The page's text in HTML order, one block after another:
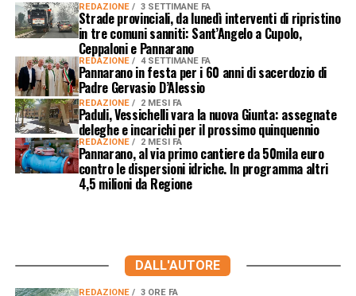
REDAZIONE 3 SETTIMANE FA
Strade provinciali, da lunedì interventi di ripristino
in tre comuni sanniti: Sant’Angelo a Cupolo,
Ceppaloni e Pannarano
REDAZIONE 4 SETTIMANE FA
Pannarano in festa per i 60 anni di sacerdozio di
Padre Gervasio D’Alessio
REDAZIONE 2 MESI FA
Paduli, Vessichelli vara la nuova Giunta: assegnate
deleghe e incarichi per il prossimo quinquennio
REDAZIONE 2 MESI FA
Pannarano, al via primo cantiere da 50mila euro
contro le dispersioni idriche. In programma altri
4,5 milioni da Regione
DALL'AUTORE
REDAZIONE 3 ORE FA